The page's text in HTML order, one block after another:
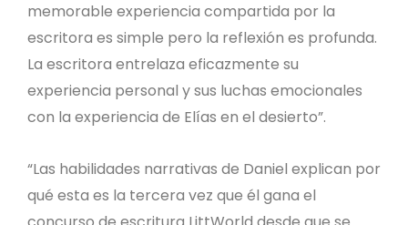
memorable experiencia compartida por la
escritora es simple pero la reflexión es profunda.
La escritora entrelaza eficazmente su
experiencia personal y sus luchas emocionales
con la experiencia de Elías en el desierto”.
“Las habilidades narrativas de Daniel explican por
qué esta es la tercera vez que él gana el